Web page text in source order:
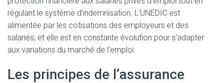
régulant le système d’indemnisation. L’UNEDIC est
alimentée par les cotisations des employeurs et des
salariés, et elle est en constante évolution pour s’adapter
aux variations du marché de l’emploi.
Les principes de l’assurance